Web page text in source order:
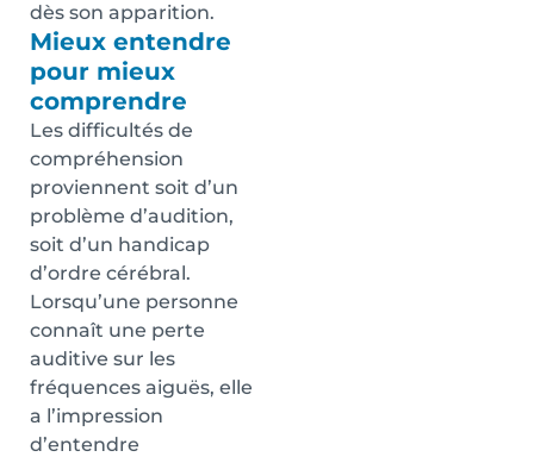
dès son apparition.
Mieux entendre
pour mieux
comprendre
Les difficultés de
compréhension
proviennent soit d’un
problème d’audition,
soit d’un handicap
d’ordre cérébral.
Lorsqu’une personne
connaît une perte
auditive sur les
fréquences aiguës, elle
a l’impression
d’entendre